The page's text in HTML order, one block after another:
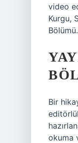
video
Kurgu,
Bölümü.
Bir
okuma